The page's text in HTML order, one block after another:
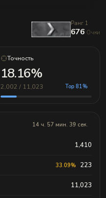
Ранг 1
676 Очки
Точность
18.16%
2,002 / 11,023 Top 81%
14 ч. 57 мин. 39 сек.
1,410
33.09% 223
11,023